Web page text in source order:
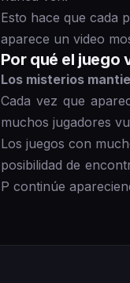
Esto hace que cada
aparece un video
Por qué el juego
Los misterios
Cada vez que
muchos jugadores
Los juegos con
posibilidad de
P continúe